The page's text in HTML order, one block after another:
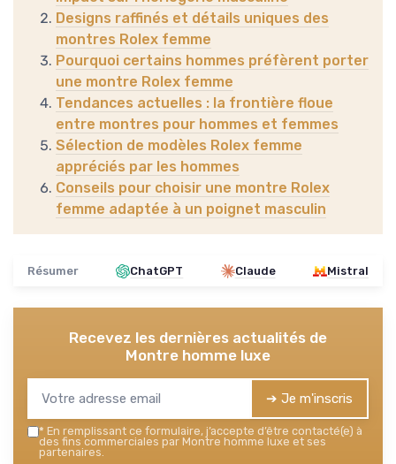
Designs raffinés et détails uniques des
montres Rolex femme
Pourquoi certains hommes préfèrent porter
une montre Rolex femme
Tendances actuelles : la frontière floue
entre montres pour hommes et femmes
Sélection de modèles Rolex femme
appréciés par les hommes
Conseils pour choisir une montre Rolex
femme adaptée à un poignet masculin
Résumer ChatGPT Claude Mistral
Recevez les dernières actualités de
Montre homme luxe
➔ Je m'inscris
* En remplissant ce formulaire, j’accepte d’être contacté(e) à
des fins commerciales par Montre homme luxe et ses
partenaires.